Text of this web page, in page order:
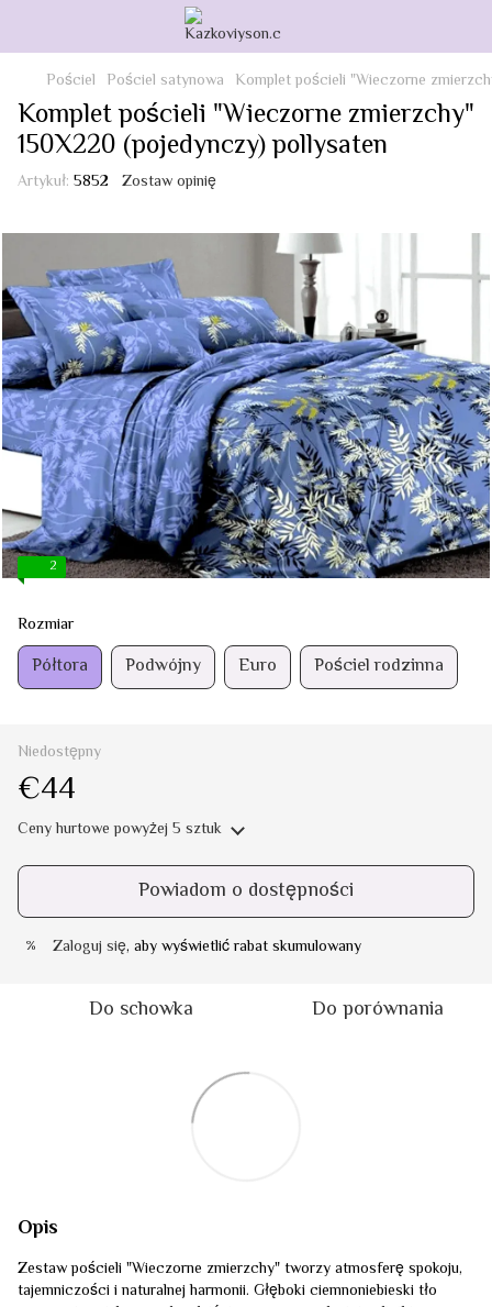
Pościel Pościel satynowa Komplet pościeli "Wieczorne
Komplet pościeli "Wieczorne zmierzchy"
150X220 (pojedynczy) pollysaten
Artykuł: 5852 Zostaw opinię
2
Rozmiar
Półtora Podwójny Euro Pościel rodzinna
Niedostępny
€44
Ceny hurtowepowyżej 5 sztuk
Powiadom o dostępności
% Zaloguj się, aby wyświetlić rabat skumulowany
Do schowka Do porównania
Opis
Zestaw pościeli "Wieczorne zmierzchy" tworzy atmosferę spokoju,
tajemniczości i naturalnej harmonii. Głęboki ciemnoniebieski tło